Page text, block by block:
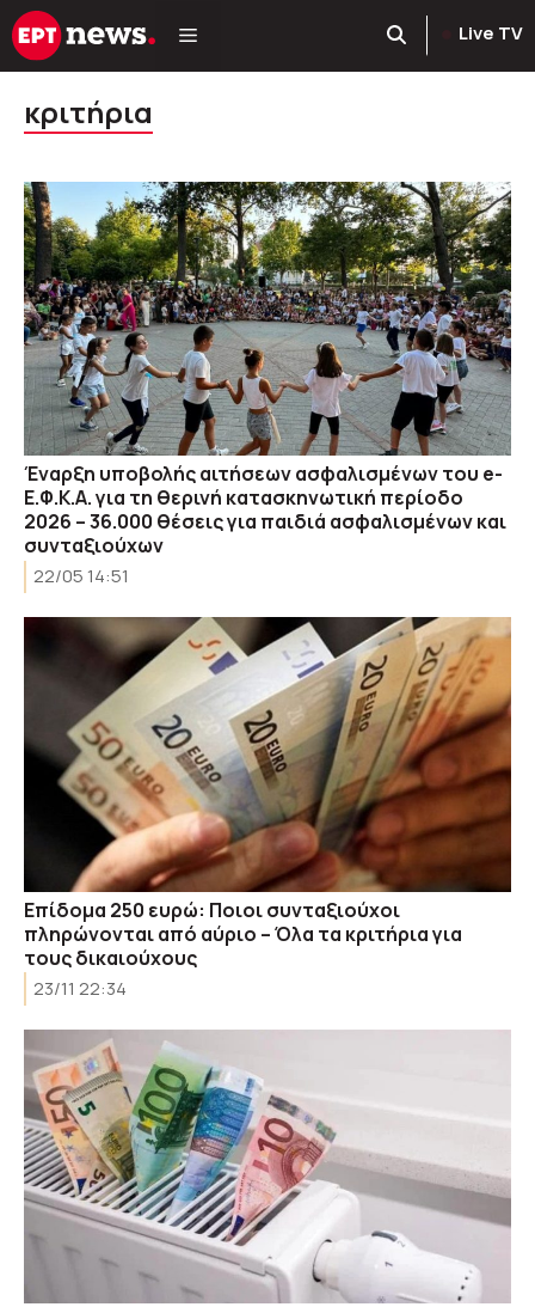
Μετάβαση
σε
Live TV
κριτήρια
Έναρξη υποβολής αιτήσεων ασφαλισμένων του e-
Ε.Φ.Κ.Α. για τη θερινή κατασκηνωτική περίοδο
2026 – 36.000 θέσεις για παιδιά ασφαλισμένων και
συνταξιούχων
22/05 14:51
Επίδομα 250 ευρώ: Ποιοι συνταξιούχοι
πληρώνονται από αύριο – Όλα τα κριτήρια για
τους δικαιούχους
23/11 22:34